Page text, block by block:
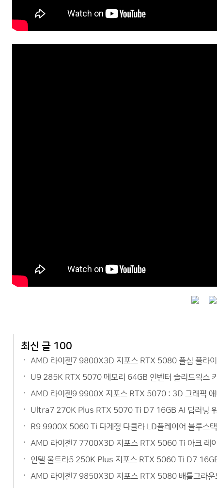
최신 글 100
AMD 라이젠7 9800X3D 지포스 RTX 5080 플심 플라
U9 285K RTX 5070 메모리 64GB 인벤터 솔리드웍스
AMD 라이젠9 9900X 지포스 RTX 5070 : 3D 그래픽 애
Ultra7 270K Plus RTX 5070 Ti D7 16GB AI 딥러닝 워
R9 9900X 5060 Ti 다계정 다클라 LD플레이어 블루스
AMD 라이젠7 7700X3D 지포스 RTX 5060 Ti 아크 레
인텔 울트라5 250K Plus 지포스 RTX 5060 Ti D7
AMD 라이젠7 9850X3D 지포스 RTX 5080 배틀그라운